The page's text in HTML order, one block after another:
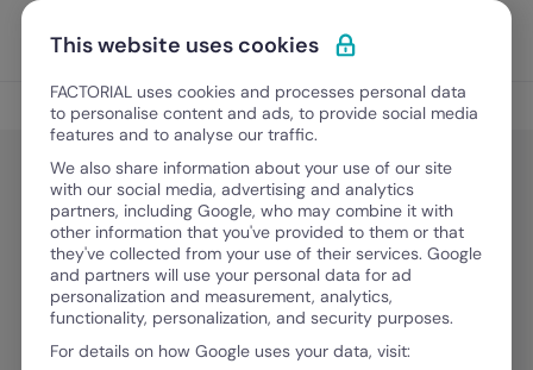
Vai al contenuto
Scopri Factorial
Rilevazione presenze
Rilevazione presenze
Pausa lavoro: quando vanno
concesse e come digitalizzare la
gestione con un software per
creare impatto in azienda
This website uses cookies
FACTORIAL uses cookies and processes personal data
to personalise content and ads, to provide social media
features and to analyse our traffic.
We also share information about your use of our site
with our social media, advertising and analytics
partners, including Google, who may combine it with
other information that you've provided to them or that
they've collected from your use of their services. Google
and partners will use your personal data for ad
personalization and measurement, analytics,
functionality, personalization, and security purposes.
For details on how Google uses your data, visit: